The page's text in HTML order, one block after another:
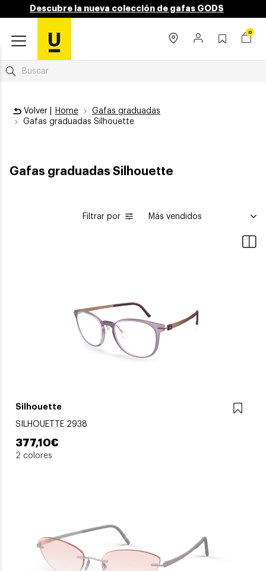
Descubre la nueva colección de gafas GODS
0
Volver | Home
Gafas graduadas
Gafas graduadas Silhouette
Gafas graduadas Silhouette
Filtrar por
Silhouette
SILHOUETTE 2938
377,10€
2 colores